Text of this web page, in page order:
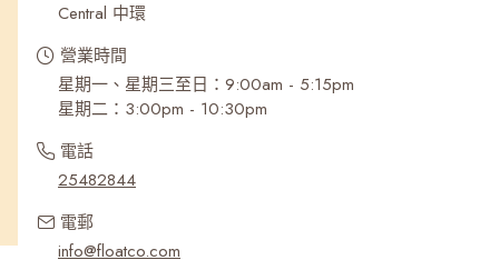
Central 中環
營業時間
星期一、星期三至日：9:00am - 5:15pm
星期二：3:00pm - 10:30pm
電話
25482844
電郵
info@floatco.com